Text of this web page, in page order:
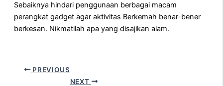
Sebaiknya hindari penggunaan berbagai macam
perangkat gadget agar aktivitas Berkemah benar-bener
berkesan. Nikmatilah apa yang disajikan alam.
PREVIOUS
NEXT